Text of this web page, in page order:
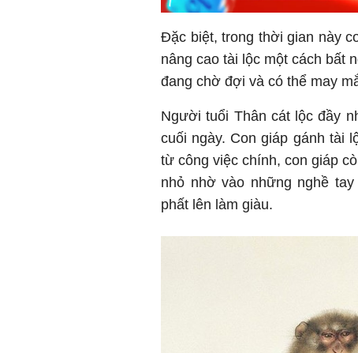
Đặc biệt, trong thời gian này
nâng cao tài lộc một cách bất
đang chờ đợi và có thể may
Người tuổi Thân cát lộc đầy
cuối ngày. Con giáp gánh tài
từ công việc chính, con giáp
nhỏ nhờ vào những nghề
phất lên làm giàu.